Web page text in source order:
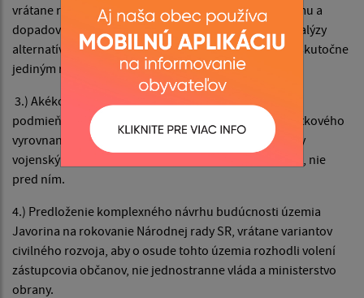
vrátane rozsahu, charakteru, časového harmonogramu a
dopadov plánovaného vojenského využitia, ako aj analýzy
alternatívnych lokalít, ktorá preukáže, že Javorina je skutočne
jediným riešením.
3.) Akékoľvek rozhodnutie o budúcom využití územia
podmieňujeme úplným dokončením reštitúcií a majetkového
vyrovnania pre všetkých oprávnených vlastníkov, kedy
vojenský obvod môže vzniknúť až po ich vysporiadaní, nie
pred ním.
4.) Predloženie komplexného návrhu budúcnosti územia
Javorina na rokovanie Národnej rady SR, vrátane variantov
civilného rozvoja, aby o osude tohto územia rozhodli volení
zástupcovia občanov, nie jednostranne vláda a ministerstvo
obrany.